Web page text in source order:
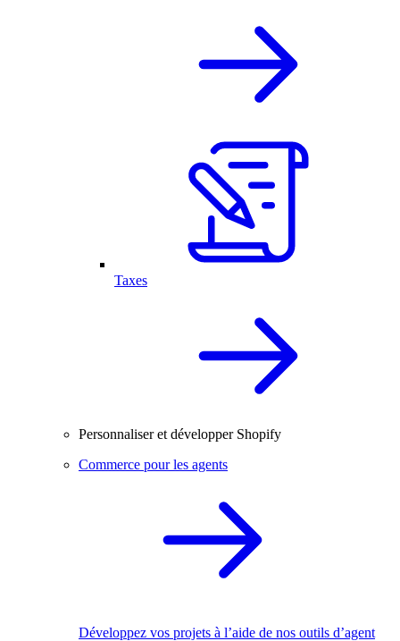
Taxes
Personnaliser et développer Shopify
Commerce pour les agents
Développez vos projets à l’aide de nos outils d’agent